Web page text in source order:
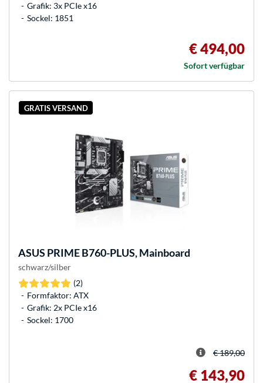
Grafik: 3x PCIe x16
Sockel: 1851
€ 494,00
Sofort verfügbar
GRATIS VERSAND
ASUS PRIME B760-PLUS, Mainboard
schwarz/silber
(2)
Formfaktor: ATX
Grafik: 2x PCIe x16
Sockel: 1700
€ 189,00
€ 143,90